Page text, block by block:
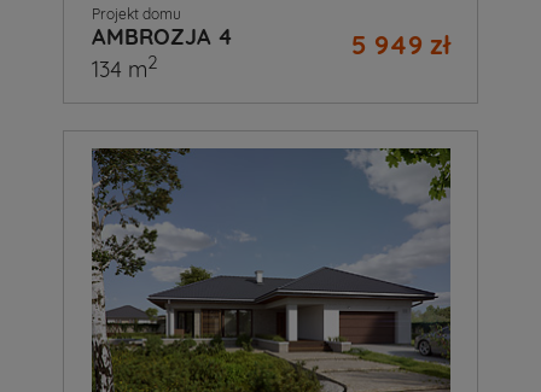
Projekt domu
AMBROZJA 4 5 949 zł
134 m2